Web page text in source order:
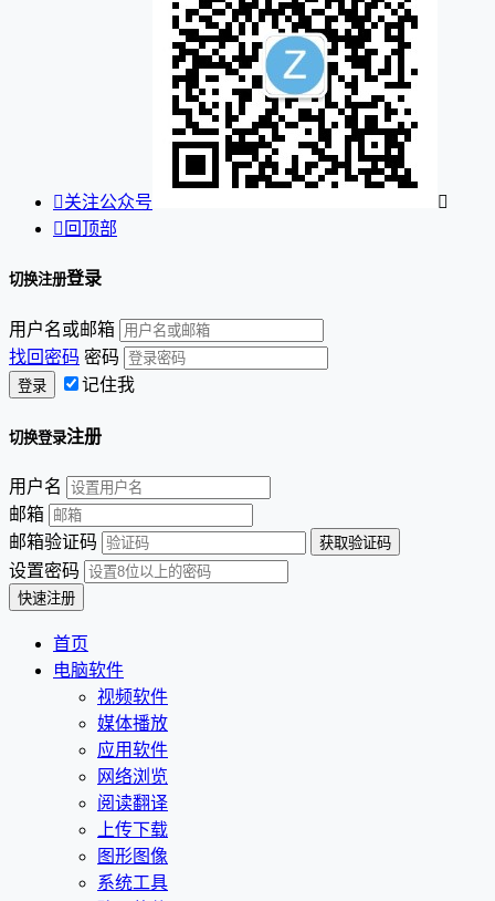
关注公众号

 回顶部
切换注册登录
用户名或邮箱
找回密码 密码
记住我
切换登录注册
用户名
邮箱
邮箱验证码
设置密码
首页
电脑软件
视频软件
媒体播放
应用软件
网络浏览
阅读翻译
上传下载
图形图像
系统工具